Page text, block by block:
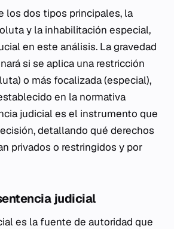
los dos tipos principales, la
y la inhabilitación especial,
en este análisis. La gravedad
si se aplica una restricción
o más focalizada (especial),
en la normativa
judicial es el instrumento que
detallando qué derechos
privados o restringidos y por
judicial
es la fuente de autoridad que